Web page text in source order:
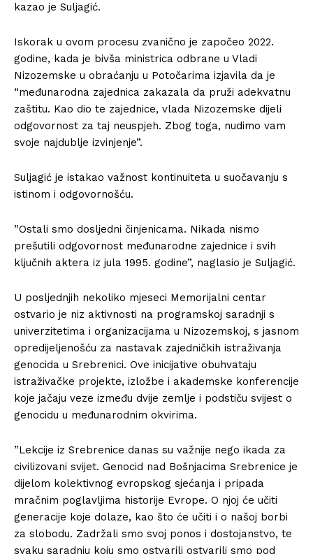
kazao je Suljagić.
Iskorak u ovom procesu zvanično je započeo 2022.
godine, kada je bivša ministrica odbrane u Vladi
Nizozemske u obraćanju u Potočarima izjavila da je
“međunarodna zajednica zakazala da pruži adekvatnu
zaštitu. Kao dio te zajednice, vlada Nizozemske dijeli
odgovornost za taj neuspjeh. Zbog toga, nudimo vam
svoje najdublje izvinjenje”.
Suljagić je istakao važnost kontinuiteta u suočavanju s
istinom i odgovornošću.
”Ostali smo dosljedni činjenicama. Nikada nismo
prešutili odgovornost međunarodne zajednice i svih
ključnih aktera iz jula 1995. godine”, naglasio je Suljagić.
U posljednjih nekoliko mjeseci Memorijalni centar
ostvario je niz aktivnosti na programskoj saradnji s
univerzitetima i organizacijama u Nizozemskoj, s jasnom
opredijeljenošću za nastavak zajedničkih istraživanja
genocida u Srebrenici. Ove inicijative obuhvataju
istraživačke projekte, izložbe i akademske konferencije
koje jačaju veze između dvije zemlje i podstiču svijest o
genocidu u međunarodnim okvirima.
”Lekcije iz Srebrenice danas su važnije nego ikada za
civilizovani svijet. Genocid nad Bošnjacima Srebrenice je
dijelom kolektivnog evropskog sjećanja i pripada
mračnim poglavljima historije Evrope. O njoj će učiti
generacije koje dolaze, kao što će učiti i o našoj borbi
za slobodu. Zadržali smo svoj ponos i dostojanstvo, te
svaku saradnju koju smo ostvarili ostvarili smo pod